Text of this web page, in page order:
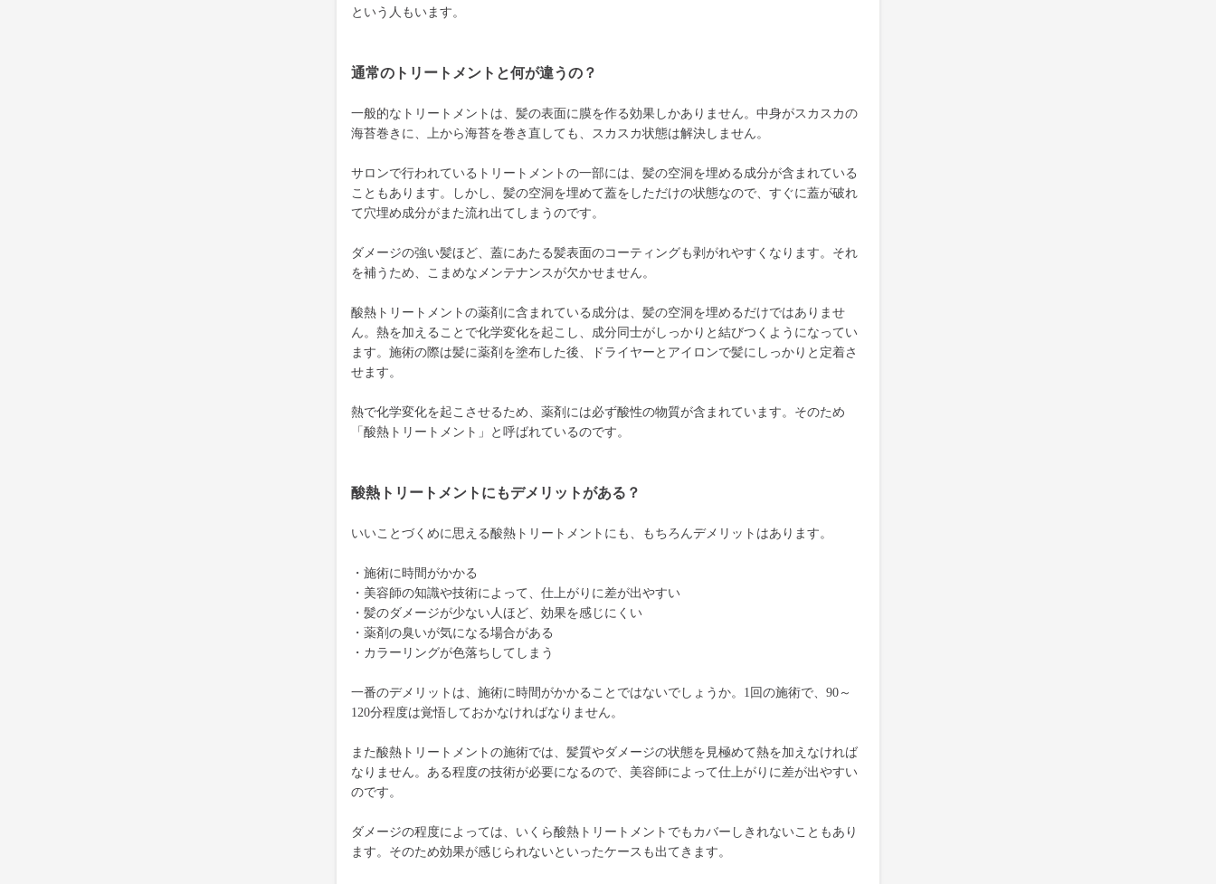
という人もいます。
通常のトリートメントと何が違うの？
一般的なトリートメントは、髪の表面に膜を作る効果しかありません。中身がスカスカの
海苔巻きに、上から海苔を巻き直しても、スカスカ状態は解決しません。
サロンで行われているトリートメントの一部には、髪の空洞を埋める成分が含まれている
こともあります。しかし、髪の空洞を埋めて蓋をしただけの状態なので、すぐに蓋が破れ
て穴埋め成分がまた流れ出てしまうのです。
ダメージの強い髪ほど、蓋にあたる髪表面のコーティングも剥がれやすくなります。それ
を補うため、こまめなメンテナンスが欠かせません。
酸熱トリートメントの薬剤に含まれている成分は、髪の空洞を埋めるだけではありませ
ん。熱を加えることで化学変化を起こし、成分同士がしっかりと結びつくようになってい
ます。施術の際は髪に薬剤を塗布した後、ドライヤーとアイロンで髪にしっかりと定着さ
せます。
熱で化学変化を起こさせるため、薬剤には必ず酸性の物質が含まれています。そのため
「酸熱トリートメント」と呼ばれているのです。
酸熱トリートメントにもデメリットがある？
いいことづくめに思える酸熱トリートメントにも、もちろんデメリットはあります。
・施術に時間がかかる
・美容師の知識や技術によって、仕上がりに差が出やすい
・髪のダメージが少ない人ほど、効果を感じにくい
・薬剤の臭いが気になる場合がある
・カラーリングが色落ちしてしまう
一番のデメリットは、施術に時間がかかることではないでしょうか。1回の施術で、90～
120分程度は覚悟しておかなければなりません。
また酸熱トリートメントの施術では、髪質やダメージの状態を見極めて熱を加えなければ
なりません。ある程度の技術が必要になるので、美容師によって仕上がりに差が出やすい
のです。
ダメージの程度によっては、いくら酸熱トリートメントでもカバーしきれないこともあり
ます。そのため効果が感じられないといったケースも出てきます。